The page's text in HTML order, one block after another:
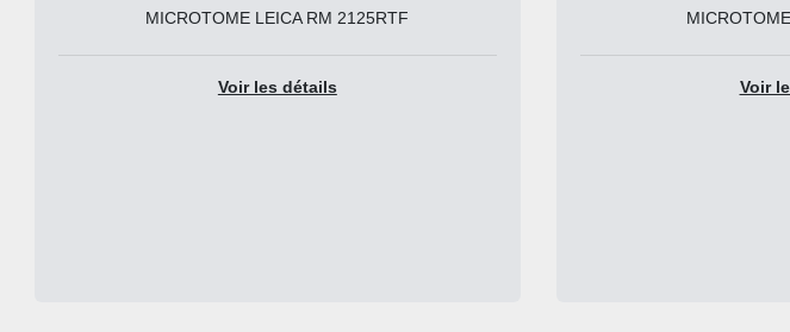
LEICA RM 2125RTF